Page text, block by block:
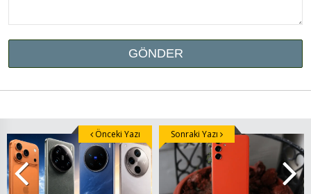
Önceki Yazı Sonraki Yazı